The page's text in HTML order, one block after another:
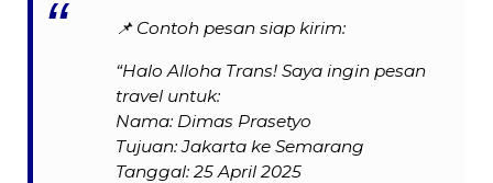
📌 Contoh pesan siap kirim:
“Halo Alloha Trans! Saya ingin pesan
travel untuk:
Nama: Dimas Prasetyo
Tujuan: Jakarta ke Semarang
Tanggal: 25 April 2025